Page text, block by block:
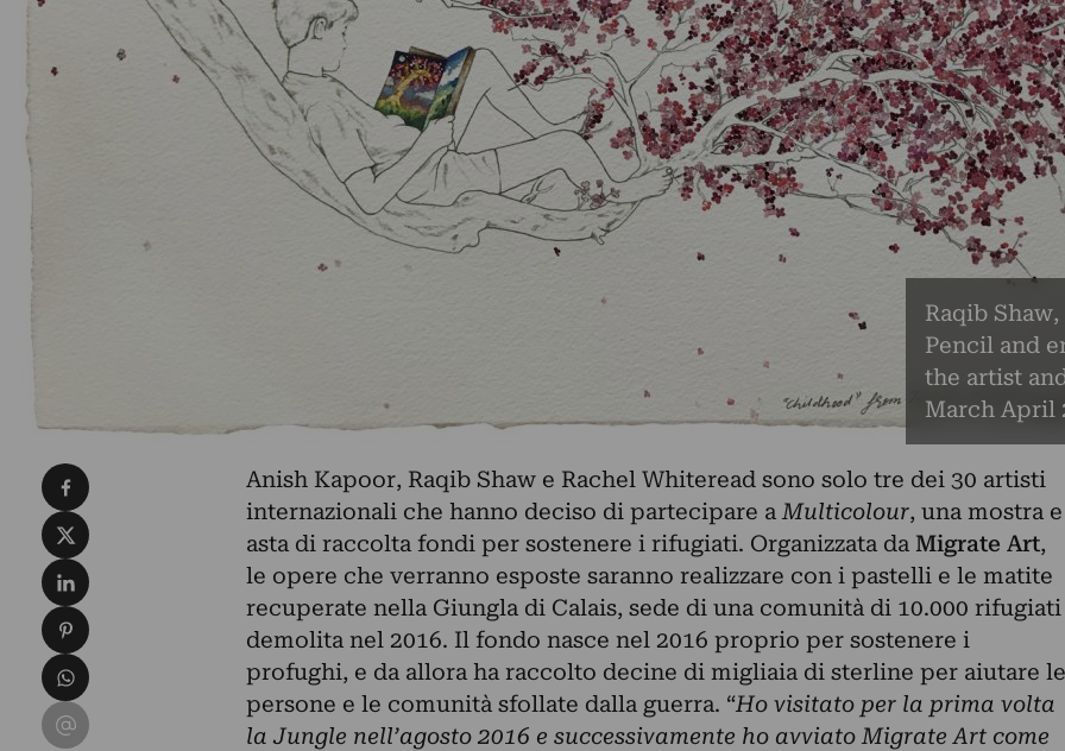
Raqib
Pencil and
the artist
March April
Anish Kapoor, Raqib Shaw e Rachel Whiteread sono solo tre dei 30 artisti
internazionali che hanno deciso di partecipare a Multicolour, una mostra e
asta di raccolta fondi per sostenere i rifugiati. Organizzata da Migrate Art,
le opere che verranno esposte saranno realizzare con i pastelli e le matite
recuperate nella Giungla di Calais, sede di una comunità di 10.000 rifugiati
demolita nel 2016. Il fondo nasce nel 2016 proprio per sostenere i
profughi, e da allora ha raccolto decine di migliaia di sterline per aiutare le
persone e le comunità sfollate dalla guerra. “Ho visitato per la prima volta
la Jungle nell’agosto 2016 e successivamente ho avviato Migrate Art come
Condividi su Facebook
Condividi su X
Condividi su LinkedIn
Condividi su Pinterest
Condividi su WhatsApp
Condividi su Email